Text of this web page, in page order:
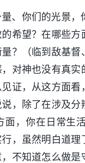
、你们的光景
希望？在哪些
？（临到敌基
对神也没有真实
证，从这方面看
，除了在涉及
面，你在日常生
，虽然明白道
不知道怎么做